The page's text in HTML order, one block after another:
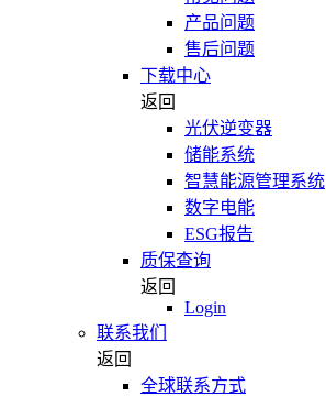
产品问题
售后问题
下载中心
返回
光伏逆变器
储能系统
智慧能源管理系统
数字电能
ESG报告
质保查询
返回
Login
联系我们
返回
全球联系方式